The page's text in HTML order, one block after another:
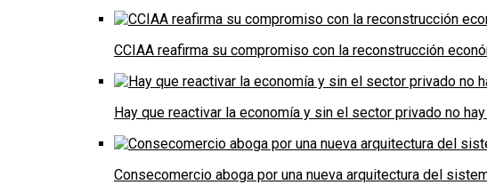
CCIAA reafirma su compromiso con la reconstrucción
Hay que reactivar la economía y sin el sector privado no
Consecomercio aboga por una nueva arquitectura del